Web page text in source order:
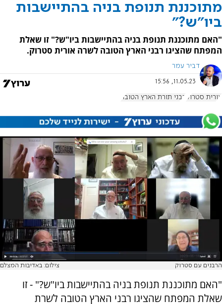
מתוכננת תנופת בניה בהתיישבות
ביו"ש?"
"האם מתוכננת תנופת בניה בהתיישבות ביו"ש?" זו שאלת
המפתח שהציגו רבני הארץ הטובה לשרה אורית סטרוק.
דביר עמר
11.05.23, 15:56
אורית סטרוק רבני תורת הארץ הטובה
הרבנים עם סטרוק צילום: באדיבות המצלם
"האם מתוכננת תנופת בניה בהתיישבות ביו"ש?" - זו
שאלת המפתח שהציגו רבני הארץ הטובה לשרת